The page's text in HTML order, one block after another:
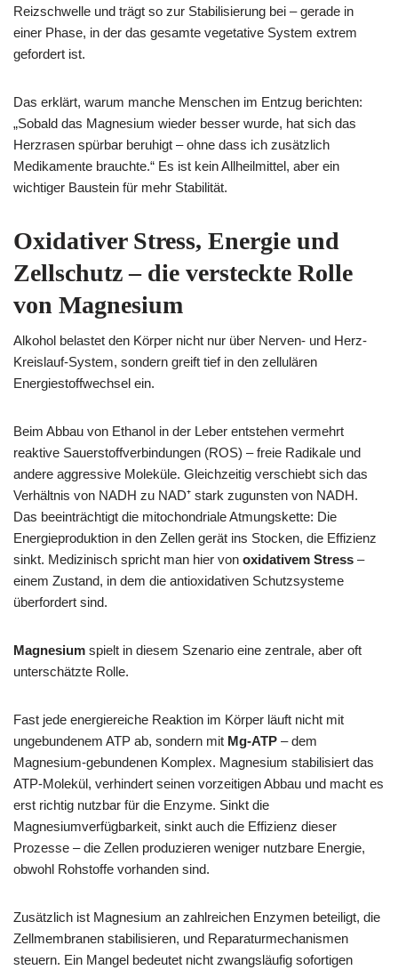
Reizschwelle und trägt so zur Stabilisierung bei – gerade in
einer Phase, in der das gesamte vegetative System extrem
gefordert ist.
Das erklärt, warum manche Menschen im Entzug berichten:
„Sobald das Magnesium wieder besser wurde, hat sich das
Herzrasen spürbar beruhigt – ohne dass ich zusätzlich
Medikamente brauchte.“ Es ist kein Allheilmittel, aber ein
wichtiger Baustein für mehr Stabilität.
Oxidativer Stress, Energie und
Zellschutz – die versteckte Rolle
von Magnesium
Alkohol belastet den Körper nicht nur über Nerven- und Herz-
Kreislauf-System, sondern greift tief in den zellulären
Energiestoffwechsel ein.
Beim Abbau von Ethanol in der Leber entstehen vermehrt
reaktive Sauerstoffverbindungen (ROS) – freie Radikale und
andere aggressive Moleküle. Gleichzeitig verschiebt sich das
Verhältnis von NADH zu NAD⁺ stark zugunsten von NADH.
Das beeinträchtigt die mitochondriale Atmungskette: Die
Energieproduktion in den Zellen gerät ins Stocken, die Effizienz
sinkt. Medizinisch spricht man hier von oxidativem Stress –
einem Zustand, in dem die antioxidativen Schutzsysteme
überfordert sind.
Magnesium spielt in diesem Szenario eine zentrale, aber oft
unterschätzte Rolle.
Fast jede energiereiche Reaktion im Körper läuft nicht mit
ungebundenem ATP ab, sondern mit Mg-ATP – dem
Magnesium-gebundenen Komplex. Magnesium stabilisiert das
ATP-Molekül, verhindert seinen vorzeitigen Abbau und macht es
erst richtig nutzbar für die Enzyme. Sinkt die
Magnesiumverfügbarkeit, sinkt auch die Effizienz dieser
Prozesse – die Zellen produzieren weniger nutzbare Energie,
obwohl Rohstoffe vorhanden sind.
Zusätzlich ist Magnesium an zahlreichen Enzymen beteiligt, die
Zellmembranen stabilisieren, und Reparaturmechanismen
steuern. Ein Mangel bedeutet nicht zwangsläufig sofortigen